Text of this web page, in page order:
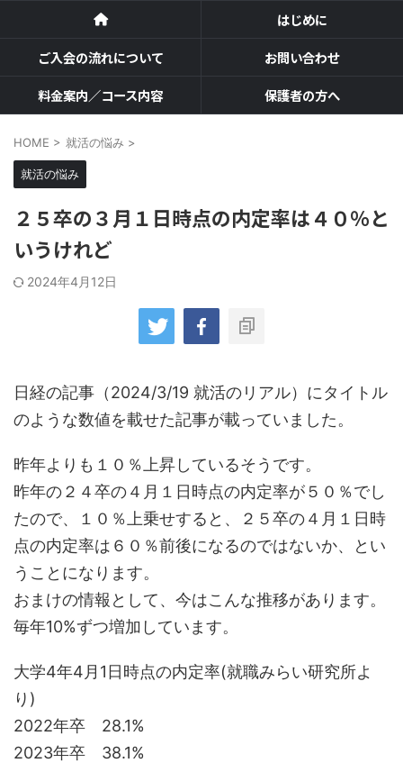
はじめに
ご入会の流れについて
お問い合わせ
料金案内／コース内容
保護者の方へ
HOME > 就活の悩み >
就活の悩み
２５卒の３月１日時点の内定率は４０％と
いうけれど
2024年4月12日
日経の記事（2024/3/19 就活のリアル）にタイトル
のような数値を載せた記事が載っていました。
昨年よりも１０％上昇しているそうです。
昨年の２４卒の４月１日時点の内定率が５０％でし
たので、１０％上乗せすると、２５卒の４月１日時
点の内定率は６０％前後になるのではないか、とい
うことになります。
おまけの情報として、今はこんな推移があります。
毎年10%ずつ増加しています。
大学4年4月1日時点の内定率(就職みらい研究所よ
り)
2022年卒 28.1%
2023年卒 38.1%